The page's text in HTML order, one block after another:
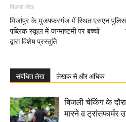
पिछला लेख
मिर्जापुर के मुजफ्फरगंज में स्थित एसएन
पब्लिक स्कूल में जन्माष्टमी पर बच्चों
द्वारा विशेष प्रस्तुति
संबंधित लेख लेखक से और अधिक
बिजली चेकिंग के
मारने व